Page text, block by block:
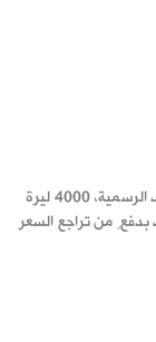
خفّضت جمعية الصاغة في دمشق، تسعيرة الذهب الرسمية، 4000 ليرة
ذلك بدفعٍ من تراجع السعر